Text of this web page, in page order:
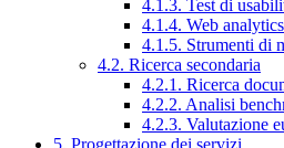
4.1.3. Test di
4.1.4. Web analytics
4.1.5. Strumenti di
4.2. Ricerca secondaria
4.2.1. Ricerca
4.2.2. Analisi
4.2.3. Valutazione
5. Progettazione dei servizi